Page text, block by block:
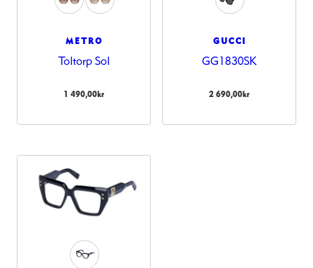
METRO
Toltorp Sol
1 490,00kr
GUCCI
GG1830SK
2 690,00kr